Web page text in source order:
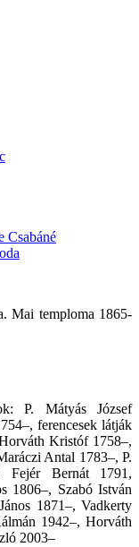
Csabáné
Mai temploma 1865-
P. Mátyás József
ferencesek látják
Kristóf 1758–,
Antal 1783–, P.
Fejér Bernát 1791,
1806–, Szabó István
1871–, Vadkerty
1942–, Horváth
2003–